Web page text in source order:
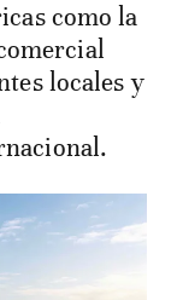
como la
locales y